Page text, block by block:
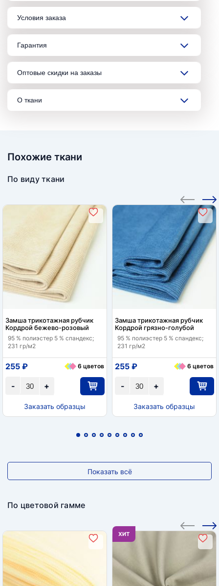
Условия заказа
Гарантия
Оптовые скидки на заказы
О ткани
Похожие ткани
По виду ткани
Замша трикотажная рубчик
Кордрой бежево-розовый
95 % полиэстер 5 % спандекс;
231 гр/м2
+
-
255 ₽ 6 цветов
Заказать образцы
Замша трикотажная рубчик
Кордрой грязно-голубой
95 % полиэстер 5 % спандекс;
231 гр/м2
+
-
255 ₽ 6 цветов
Заказать образцы
Показать всё
По цветовой гамме
ХИТ